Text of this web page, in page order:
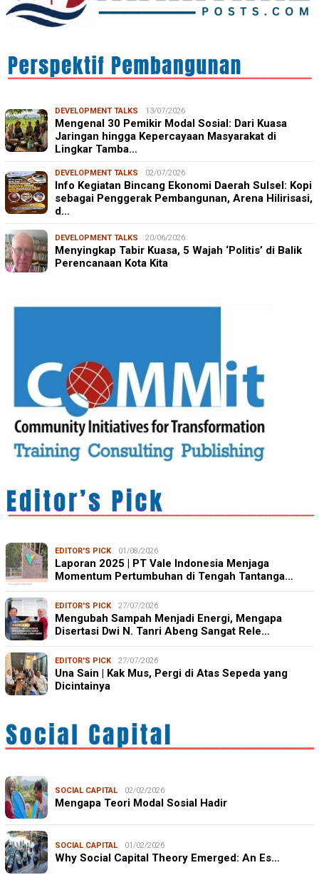
DEVELOPMENT TALKS 13/07/2026
Mengenal 30 Pemikir Modal Sosial: Dari Kuasa
Jaringan hingga Kepercayaan Masyarakat di
Lingkar Tamba…
DEVELOPMENT TALKS 02/07/2026
Info Kegiatan Bincang Ekonomi Daerah Sulsel: Kopi
sebagai Penggerak Pembangunan, Arena Hilirisasi,
d…
DEVELOPMENT TALKS 20/06/2026
Menyingkap Tabir Kuasa, 5 Wajah ‘Politis’ di Balik
Perencanaan Kota Kita
EDITOR'S PICK 01/08/2026
Laporan 2025 | PT Vale Indonesia Menjaga
Momentum Pertumbuhan di Tengah Tantanga…
EDITOR'S PICK 27/07/2026
Mengubah Sampah Menjadi Energi, Mengapa
Disertasi Dwi N. Tanri Abeng Sangat Rele…
EDITOR'S PICK 27/07/2026
Una Sain | Kak Mus, Pergi di Atas Sepeda yang
Dicintainya
SOCIAL CAPITAL 02/02/2026
Mengapa Teori Modal Sosial Hadir
SOCIAL CAPITAL 01/02/2026
Why Social Capital Theory Emerged: An Es…